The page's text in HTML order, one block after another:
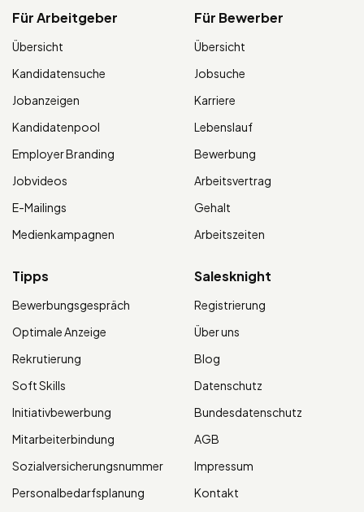
Für Arbeitgeber
Übersicht
Kandidatensuche
Jobanzeigen
Kandidatenpool
Employer Branding
Jobvideos
E-Mailings
Medienkampagnen
Für Bewerber
Übersicht
Jobsuche
Karriere
Lebenslauf
Bewerbung
Arbeitsvertrag
Gehalt
Arbeitszeiten
Tipps
Bewerbungsgespräch
Optimale Anzeige
Rekrutierung
Soft Skills
Initiativbewerbung
Mitarbeiterbindung
Sozialversicherungsnummer
Personalbedarfsplanung
Salesknight
Registrierung
Über uns
Blog
Datenschutz
Bundesdatenschutz
AGB
Impressum
Kontakt